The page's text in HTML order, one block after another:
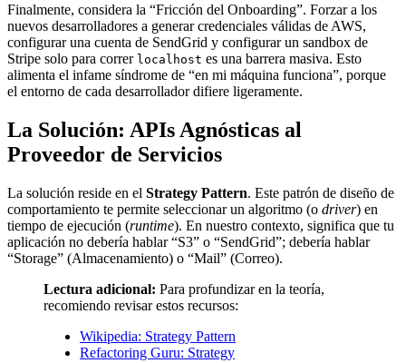
Finalmente, considera la “Fricción del Onboarding”. Forzar a los
nuevos desarrolladores a generar credenciales válidas de AWS,
configurar una cuenta de SendGrid y configurar un sandbox de
Stripe solo para correr localhost es una barrera masiva. Esto
alimenta el infame síndrome de “en mi máquina funciona”, porque
el entorno de cada desarrollador difiere ligeramente.
La Solución: APIs Agnósticas al
Proveedor de Servicios
La solución reside en el Strategy Pattern. Este patrón de diseño de
comportamiento te permite seleccionar un algoritmo (o driver) en
tiempo de ejecución (runtime). En nuestro contexto, significa que tu
aplicación no debería hablar “S3” o “SendGrid”; debería hablar
“Storage” (Almacenamiento) o “Mail” (Correo).
Lectura adicional: Para profundizar en la teoría,
recomiendo revisar estos recursos:
Wikipedia: Strategy Pattern
Refactoring Guru: Strategy